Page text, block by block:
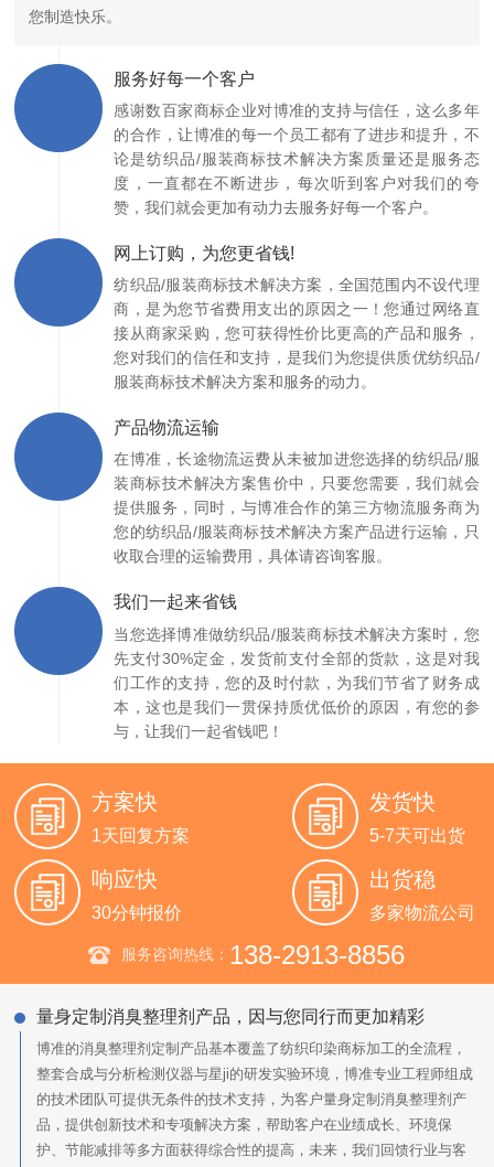
您制造快乐。
服务好每一个客户
感谢数百家商标企业对博准的支持与信任，这么多年
的合作，让博准的每一个员工都有了进步和提升，不
论是纺织品/服装商标技术解决方案质量还是服务态
度，一直都在不断进步，每次听到客户对我们的夸
赞，我们就会更加有动力去服务好每一个客户。
网上订购，为您更省钱!
纺织品/服装商标技术解决方案，全国范围内不设代理
商，是为您节省费用支出的原因之一！您通过网络直
接从商家采购，您可获得性价比更高的产品和服务，
您对我们的信任和支持，是我们为您提供质优纺织品/
服装商标技术解决方案和服务的动力。
产品物流运输
在博准，长途物流运费从未被加进您选择的纺织品/服
装商标技术解决方案售价中，只要您需要，我们就会
提供服务，同时，与博准合作的第三方物流服务商为
您的纺织品/服装商标技术解决方案产品进行运输，只
收取合理的运输费用，具体请咨询客服。
我们一起来省钱
当您选择博准做纺织品/服装商标技术解决方案时，您
先支付30%定金，发货前支付全部的货款，这是对我
们工作的支持，您的及时付款，为我们节省了财务成
本，这也是我们一贯保持质优低价的原因，有您的参
与，让我们一起省钱吧！
方案快
1天回复方案
发货快
5-7天可出货
响应快
30分钟报价
出货稳
多家物流公司
服务咨询热线： 138-2913-8856
量身定制消臭整理剂产品，因与您同行而更加精彩
博准的消臭整理剂定制产品基本覆盖了纺织印染商标加工的全流程，
整套合成与分析检测仪器与星ji的研发实验环境，博准专业工程师组成
的技术团队可提供无条件的技术支持，为客户量身定制消臭整理剂产
品，提供创新技术和专项解决方案，帮助客户在业绩成长、环境保
护、节能减排等多方面获得综合性的提高，未来，我们回馈行业与客